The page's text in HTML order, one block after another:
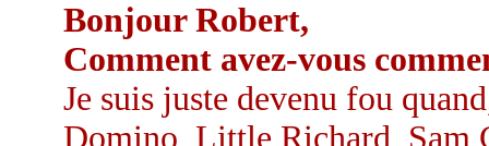
Bonjour Robert,
Comment avez-vous
Je suis juste devenu fou
Domino, Little Richard, Sam